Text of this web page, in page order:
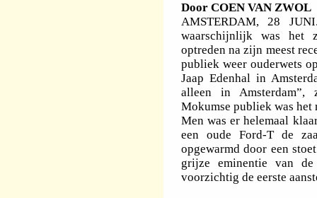
Door COEN VAN ZWOL
AMSTERDAM, 28
waarschijnlijk was het
optreden na zijn meest
publiek weer ouderwets
Jaap Edenhal in
alleen in
Mokumse publiek was het
Men was er helemaal
een oude Ford-T de
opgewarmd door een
grijze eminentie van de
voorzichtig de eerste